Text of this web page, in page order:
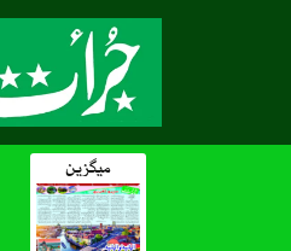
میگزین